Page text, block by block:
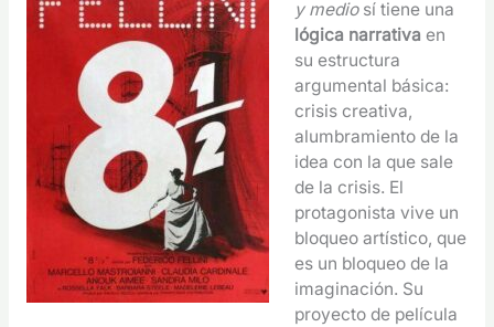
y mediosí tiene una
lógica narrativa en
su estructura
argumental básica:
crisis creativa,
alumbramiento de la
idea con la que sale
de la crisis. El
protagonista vive un
bloqueo artístico, que
es un bloqueo de la
imaginación. Su
proyecto de película